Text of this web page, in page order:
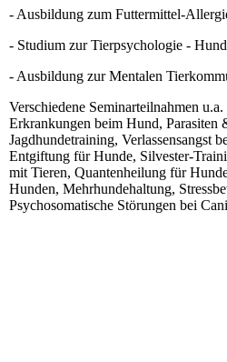
- Ausbildung zum Futtermittel-
- Studium zur Tierpsychologie -
- Ausbildung zur Mentalen
Verschiedene Seminarteilnahmen
Erkrankungen beim Hund, Parasiten
Jagdhundetraining, Verlassensangst
Entgiftung für Hunde, Silvester-
mit Tieren, Quantenheilung für
Hunden, Mehrhundehaltung,
Psychosomatische Störungen bei